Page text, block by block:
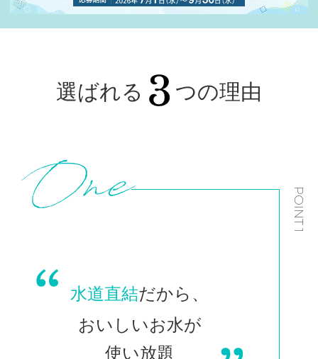
選ばれる つの理由
POINT 1
水道直結だから、
おいしいお水が
使い放題